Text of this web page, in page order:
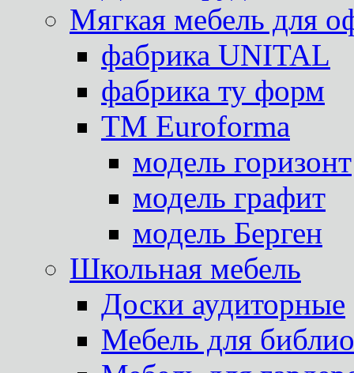
Мягкая мебель для
фабрика UNITAL
фабрика ту форм
TM Euroforma
модель горизонт
модель графит
модель Берген
Школьная мебель
Доски аудиторные
Мебель для